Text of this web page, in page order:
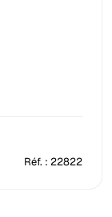
Réf. : 22822